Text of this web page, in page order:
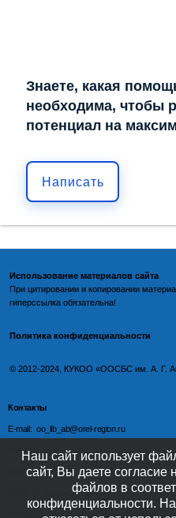
Знаете, какая
необходима, чтобы
потенциал на
Написать
Использование материалов сайта
При цитировании и копировании
гиперссылка обязательна!
Политика конфиденциальности
©️ 2012-2024, КУКОО «ООСБС им. А. Г.
Контакты
E-mail: oo_lib_ab@orel-region.ru
Телефон:
(4862) 77-09-75 (директор),
77-08-54 (главный бухгалтер),
Наш сайт использует
сайт, Вы даете согласие
файлов в
конфиденциальности.